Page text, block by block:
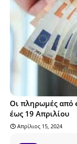
Οι πληρωμές από
έως 19 Απριλίου
Απρίλιος 15, 2024